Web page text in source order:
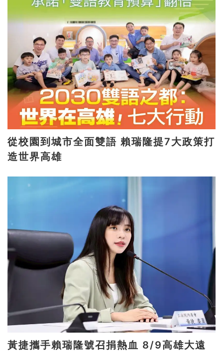
從校園到城市全面雙語 賴瑞隆提7大政策打
造世界高雄
黃捷攜手賴瑞隆號召捐熱血 8/9高雄大遠